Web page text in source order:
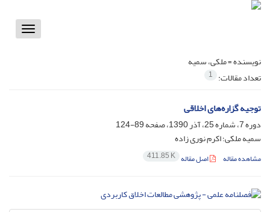
Toggle
نویسنده =ملکی، سمیه
تعداد مقالات: 1
توجیه گزاره‌های اخلاقی
دوره 7، شماره 25، آذر 1390، صفحه
89-124
سمیه ملکی؛ اکرم نوری زاده
مشاهده مقاله اصل مقاله 411.85 K